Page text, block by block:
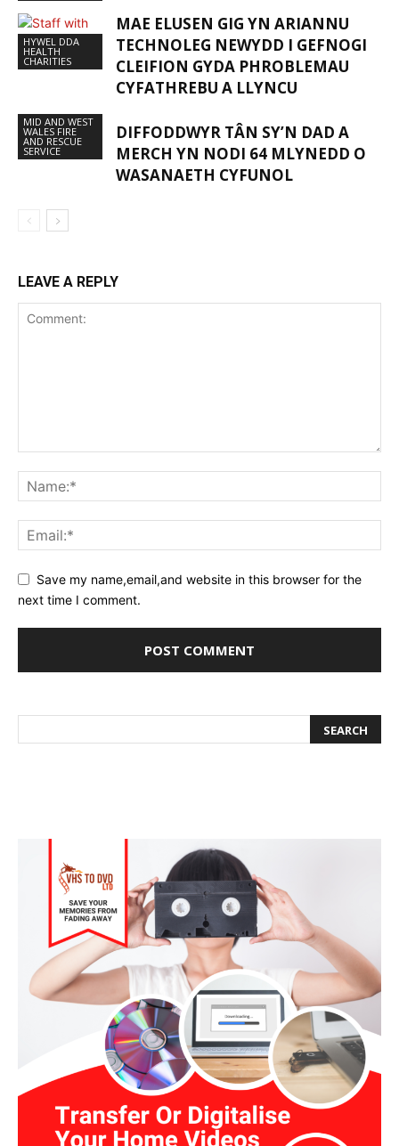
HYWEL DDA
HEALTH
CHARITIES
MAE ELUSEN GIG YN ARIANNU
TECHNOLEG NEWYDD I GEFNOGI
CLEIFION GYDA PHROBLEMAU
CYFATHREBU A LLYNCU
MID AND WEST
WALES FIRE
AND RESCUE
SERVICE
DIFFODDWYR TÂN SY’N DAD A
MERCH YN NODI 64 MLYNEDD O
WASANAETH CYFUNOL
LEAVE A REPLY
Save my name,email,and website in this browser for the
next time I comment.